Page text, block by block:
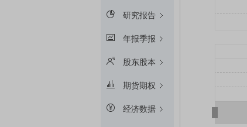
研究报告
年报季报
股东股本
期货期权
经济数据